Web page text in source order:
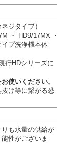
ジタイプ）
・ HD9/17MX ・
プ洗浄機本体
行HDシリーズに
使いください。
け等に繋がる恐
も水量の供給が
性がございま